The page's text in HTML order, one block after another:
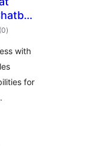
(0مجموعی
درجہ
)
with
for